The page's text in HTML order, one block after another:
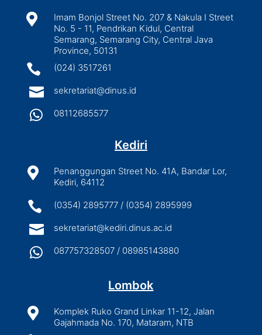

Imam Bonjol Street No. 207 & Nakula I Street
No. 5 - 11, Pendrikan Kidul, Central
Semarang, Semarang City, Central Java
Province, 50131
 (024) 3517261
 sekretariat@dinus.id
 08112685577
Kediri

Penanggungan Street No. 41A, Bandar Lor,
Kediri, 64112
 (0354) 2895777 / (0354) 2895999
 sekretariat@kediri.dinus.ac.id
 087757328507 / 08985143880
Lombok

Komplek Ruko Grand Linkar 11-12, Jalan
Gajahmada No. 170, Mataram, NTB